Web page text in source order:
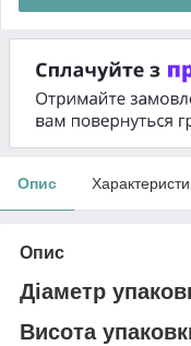
Опис
Опис
Діаметр
Висота